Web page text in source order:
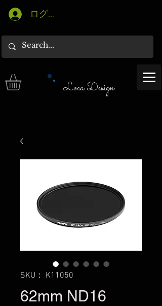
ログイン
Loca Design
SKU： K11050
62mm ND16